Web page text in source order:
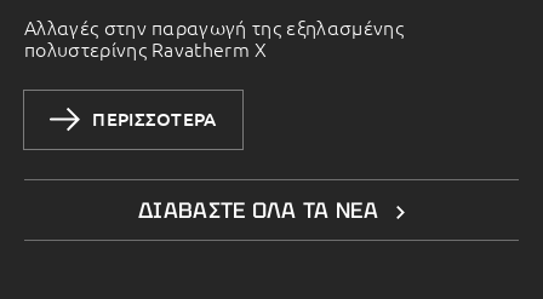
ΔΙΑΒΑΣΤΕ ΟΛΑ ΤΑ ΝΕΑ
Αλλαγές στην παραγωγή της εξηλασμένης
πολυστερίνης Ravatherm X
ΠΕΡΙΣΣΟΤΕΡΑ